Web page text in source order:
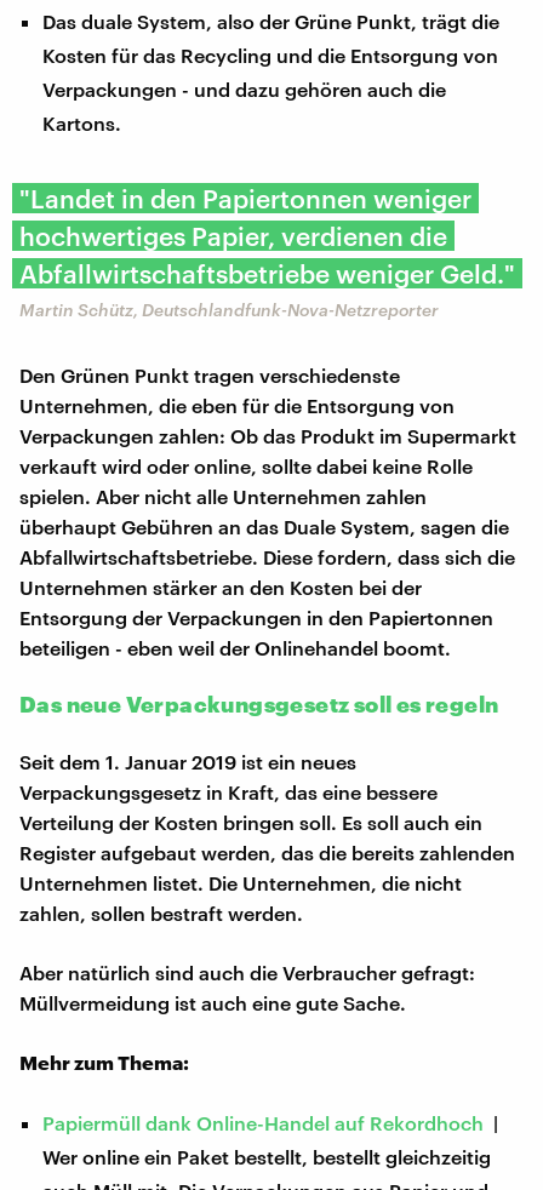
Das duale System, also der Grüne Punkt, trägt die
Kosten für das Recycling und die Entsorgung von
Verpackungen - und dazu gehören auch die
Kartons.
"Landet in den Papiertonnen weniger
hochwertiges Papier, verdienen die
Abfallwirtschaftsbetriebe weniger Geld."
Martin Schütz, Deutschlandfunk-Nova-Netzreporter
Den Grünen Punkt tragen verschiedenste
Unternehmen, die eben für die Entsorgung von
Verpackungen zahlen: Ob das Produkt im Supermarkt
verkauft wird oder online, sollte dabei keine Rolle
spielen. Aber nicht alle Unternehmen zahlen
überhaupt Gebühren an das Duale System, sagen die
Abfallwirtschaftsbetriebe. Diese fordern, dass sich die
Unternehmen stärker an den Kosten bei der
Entsorgung der Verpackungen in den Papiertonnen
beteiligen - eben weil der Onlinehandel boomt.
Das neue Verpackungsgesetz soll es regeln
Seit dem 1. Januar 2019 ist ein neues
Verpackungsgesetz in Kraft, das eine bessere
Verteilung der Kosten bringen soll. Es soll auch ein
Register aufgebaut werden, das die bereits zahlenden
Unternehmen listet. Die Unternehmen, die nicht
zahlen, sollen bestraft werden.
Aber natürlich sind auch die Verbraucher gefragt:
Müllvermeidung ist auch eine gute Sache.
Mehr zum Thema:
Papiermüll dank Online-Handel auf Rekordhoch |
Wer online ein Paket bestellt, bestellt gleichzeitig